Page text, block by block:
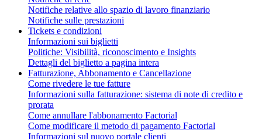
Notifiche relative allo spazio di lavoro finanziario
Notifiche sulle prestazioni
Tickets e condizioni
Informazioni sui biglietti
Politiche: Visibilità, riconoscimento e Insights
Dettagli del biglietto a pagina intera
Fatturazione, Abbonamento e Cancellazione
Come rivedere le tue fatture
Informazioni sulla fatturazione: sistema di note di credito e
prorata
Come annullare l'abbonamento Factorial
Come modificare il metodo di pagamento Factorial
Informazioni sul nuovo portale clienti